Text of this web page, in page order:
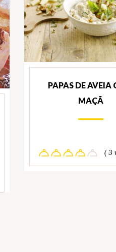
PAPAS DE AVEIA
MAÇÃ
( 3